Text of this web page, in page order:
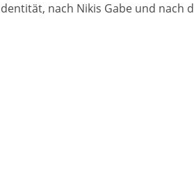
nach Nikis Gabe und nach